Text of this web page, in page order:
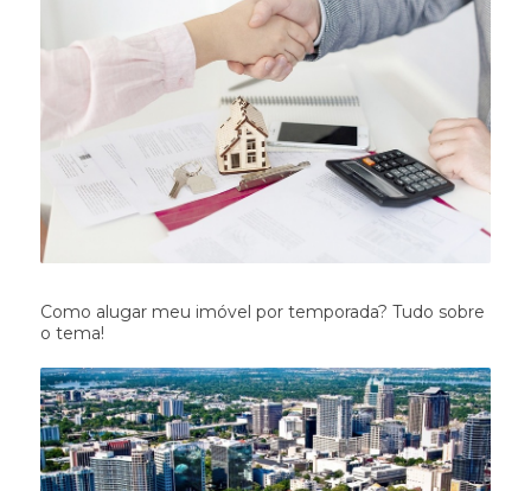
Como alugar meu imóvel por temporada? Tudo sobre
o tema!